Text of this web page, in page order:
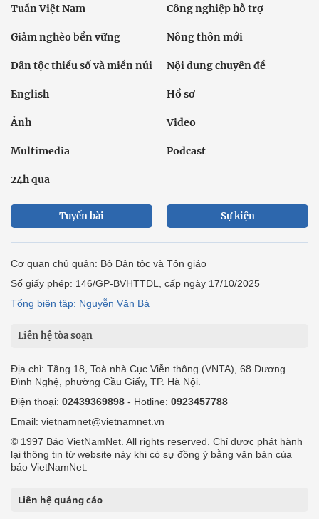
Tuần Việt Nam Công nghiệp hỗ trợ
Giảm nghèo bền vững Nông thôn mới
Dân tộc thiểu số và miền núi Nội dung chuyên đề
English Hồ sơ
Ảnh Video
Multimedia Podcast
24h qua
Tuyến bài Sự kiện
Cơ quan chủ quản: Bộ Dân tộc và Tôn giáo
Số giấy phép: 146/GP-BVHTTDL, cấp ngày 17/10/2025
Tổng biên tập: Nguyễn Văn Bá
Liên hệ tòa soạn
Địa chỉ: Tầng 18, Toà nhà Cục Viễn thông (VNTA), 68 Dương
Đình Nghệ, phường Cầu Giấy, TP. Hà Nội.
Điện thoại: 02439369898 - Hotline: 0923457788
Email: vietnamnet@vietnamnet.vn
© 1997 Báo VietNamNet. All rights reserved. Chỉ được phát hành
lại thông tin từ website này khi có sự đồng ý bằng văn bản của
báo VietNamNet.
Liên hệ quảng cáo